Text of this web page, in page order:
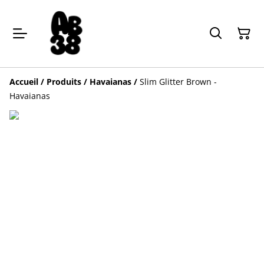
Accueil / Produits / Havaianas / Slim Glitter Brown -
Havaianas